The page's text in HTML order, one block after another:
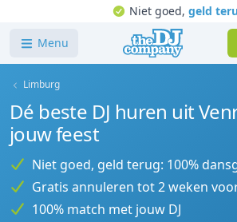
Niet goed, geld
Menu
Limburg
Dé beste DJ huren uit
jouw feest
Niet goed, geld terug: 100%
Gratis annuleren tot 2 weken
100% match met jouw DJ